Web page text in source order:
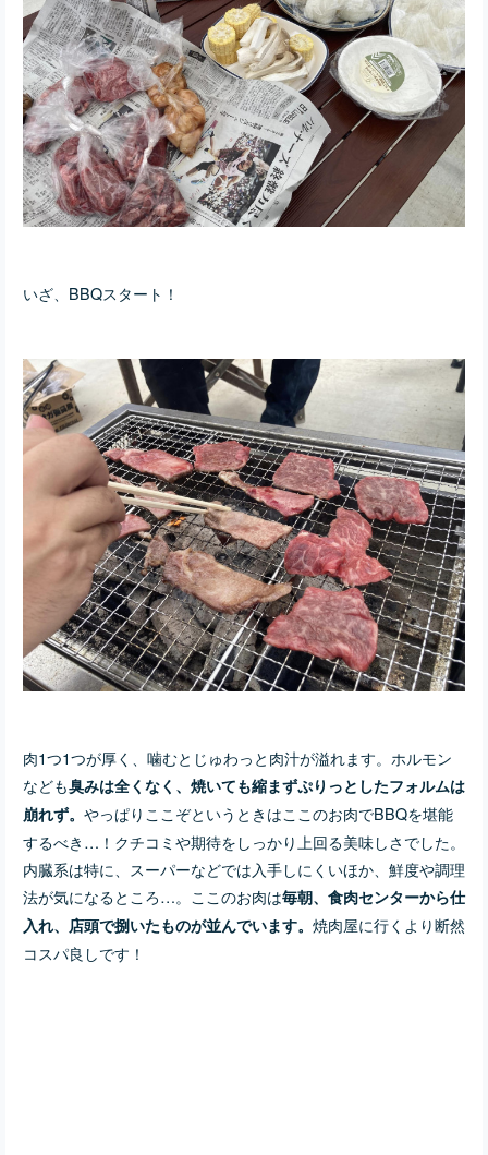
いざ、BBQスタート！
肉1つ1つが厚く、噛むとじゅわっと肉汁が溢れます。ホルモン
なども臭みは全くなく、焼いても縮まずぷりっとしたフォルムは
崩れず。 やっぱりここぞというときはここのお肉でBBQを堪能
するべき…！クチコミや期待をしっかり上回る美味しさでした。
内臓系は特に、スーパーなどでは入手しにくいほか、鮮度や調理
法が気になるところ…。ここのお肉は毎朝、食肉センターから仕
入れ、店頭で捌いたものが並んでいます。 焼肉屋に行くより断然
コスパ良しです！